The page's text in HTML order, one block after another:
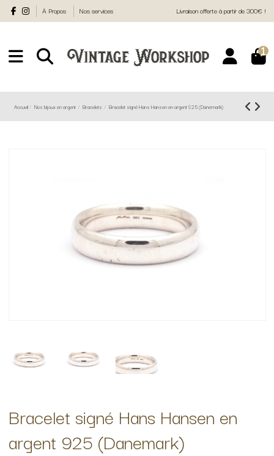
À Propos Nos services Livraison offerte à partir de 300€ !
1
Accueil Nos bijoux en argent Bracelets Bracelet signé Hans Hansen en argent 925 (Danemark)
Bracelet signé Hans Hansen en
argent 925 (Danemark)